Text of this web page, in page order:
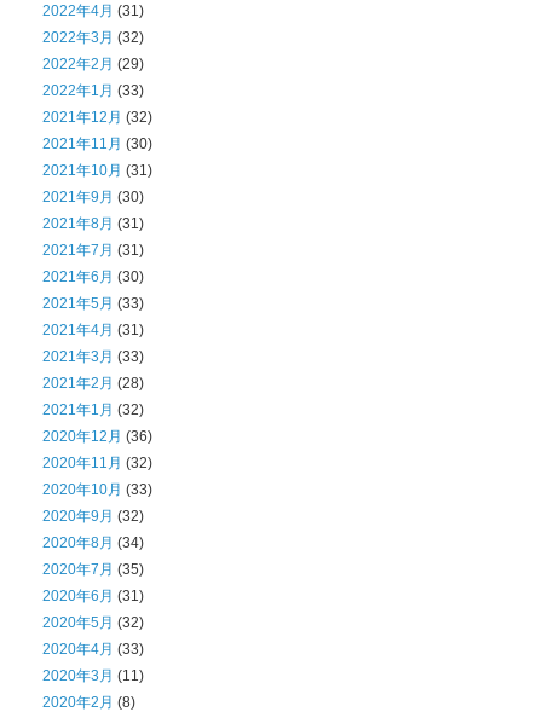
2022年4月 (31)
2022年3月 (32)
2022年2月 (29)
2022年1月 (33)
2021年12月 (32)
2021年11月 (30)
2021年10月 (31)
2021年9月 (30)
2021年8月 (31)
2021年7月 (31)
2021年6月 (30)
2021年5月 (33)
2021年4月 (31)
2021年3月 (33)
2021年2月 (28)
2021年1月 (32)
2020年12月 (36)
2020年11月 (32)
2020年10月 (33)
2020年9月 (32)
2020年8月 (34)
2020年7月 (35)
2020年6月 (31)
2020年5月 (32)
2020年4月 (33)
2020年3月 (11)
2020年2月 (8)